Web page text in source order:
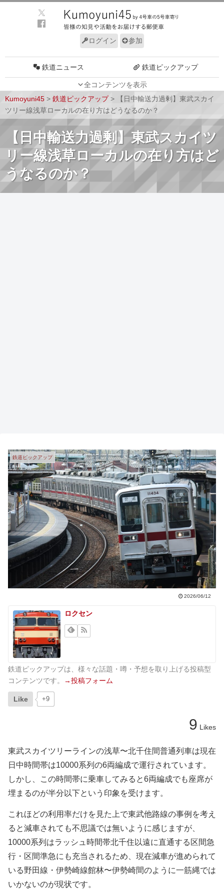
ログイン 参加
全コンテンツを表示
鉄道ニュース 鉄道ピックアップ
車両技術 路線探訪
ルール サイトについて
Kumoyuni45 > 鉄道ピックアップ>
【日中輸送力過剰】東武スカイ
ツリー線浅草ローカルの在り方はどうなるのか？
【日中輸送力過剰】東武スカイツ
リー線浅草ローカルの在り方はど
うなるのか？
鉄道ピックアップ
2026/06/12
ロクセン
鉄道ピックアップは、様々な話題・噂・予想を取り上げる投稿型
コンテンツです。
→投稿フォーム
Like +9
9 Likes
東武スカイツリーラインの浅草〜北千住間普通列車は現在
日中時間帯は10000系列の6両編成で運行されています。
しかし、この時間帯に乗車してみると6両編成でも座席が
埋まるのが半分以下という印象を受けます。
これほどの利用率だけを見た上で東武他路線の事例を考え
ると減車されても不思議では無いように感じますが、
10000系列はラッシュ時間帯北千住以遠に直通する区間急
行・区間準急にも充当されるため、現在減車が進められて
いる野田線・伊勢崎線館林〜伊勢崎間のように一筋縄では
いかないのが現状です。